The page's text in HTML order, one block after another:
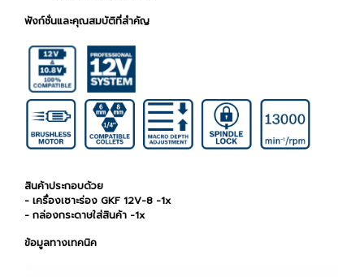
ฟังก์ชั่นและคุณสมบัติที่สำคัญ
สินค้าประกอบด้วย
- เครื่องเซาะร่อง GKF 12V-8 -1x
- กล่องกระดาษใส่สินค้า -1x
ข้อมูลทางเทคนิค